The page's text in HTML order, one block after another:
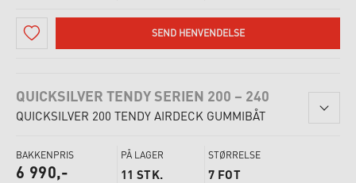
SEND HENVENDELSE
QUICKSILVER TENDY SERIEN 200 – 240
QUICKSILVER 200 TENDY AIRDECK GUMMIBÅT
BAKKENPRIS
6 990,-
PÅ LAGER
11 STK.
STØRRELSE
7 FOT